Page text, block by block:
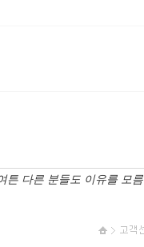
튼 다른 분들도 이유를 모름